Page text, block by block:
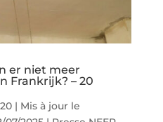
er niet meer
Frankrijk? – 20
| Mis à jour le